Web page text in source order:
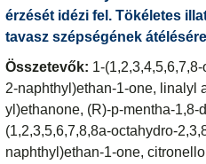
érzését idézi fel. Tökéletes
tavasz szépségének
Összetevők: 1-
2-naphthyl)ethan-1-one, linalyl
yl)ethanone, (R)-p-mentha-
(1,2,3,5,6,7,8,8a-octahydro-
naphthyl)ethan-1-one,